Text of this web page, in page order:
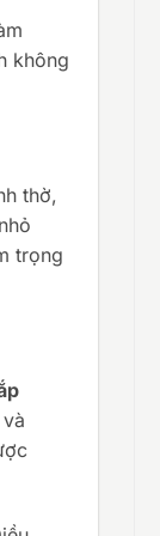
không
thờ,
trọng